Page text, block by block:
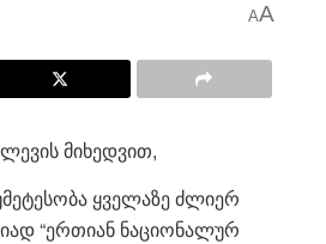
AA
მიხედვით,
ყველაზე ძლიერ
“ერთიან ნაციონალურ